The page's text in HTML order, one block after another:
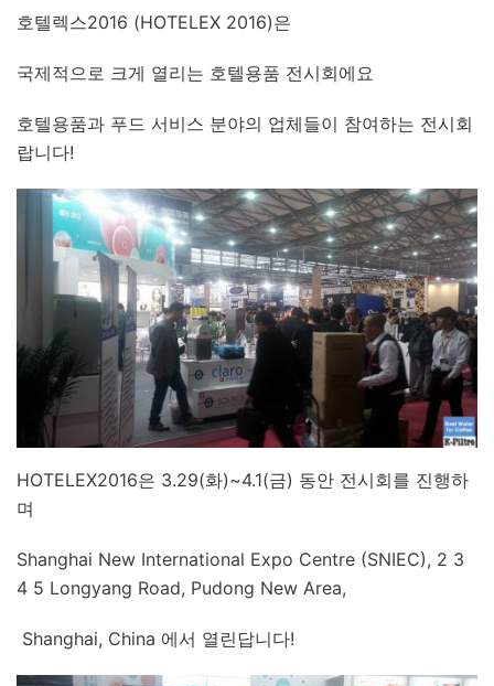
호텔렉스2016 (HOTELEX 2016)은
국제적으로 크게 열리는 호텔용품 전시회에요
호텔용품과 푸드 서비스 분야의 업체들이 참여하는 전시회
랍니다!
HOTELEX2016은 3.29(화)~4.1(금) 동안 전시회를 진행하
며
Shanghai New International Expo Centre (SNIEC), 2 3
4 5 Longyang Road, Pudong New Area,
Shanghai, China 에서 열린답니다!